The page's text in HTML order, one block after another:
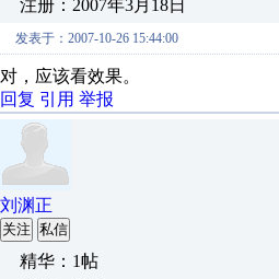
注册：2007年3月18日
发表于：2007-10-26 15:44:00
对，应该看效果。
回复 引用 举报
刘渊正
关注 私信
精华：1帖